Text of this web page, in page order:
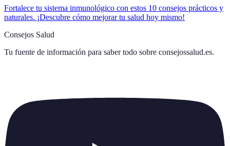
Fortalece tu sistema inmunológico con estos 10 consejos prácticos y
naturales. ¡Descubre cómo mejorar tu salud hoy mismo!
Consejos Salud
Tu fuente de información para saber todo sobre consejossalud.es.